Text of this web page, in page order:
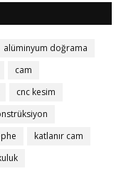
alüminyum doğrama
cam
cnc kesim
katlanır cam